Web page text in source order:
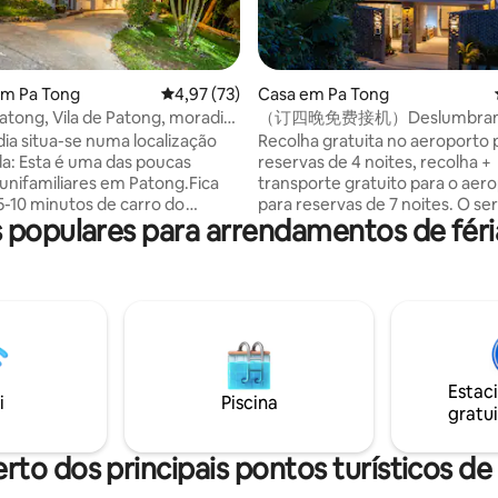
em 5 estrelas, 75avaliações
Pa Tong Classificação média de 4,97 em 5 estrelas,
4,97 (73)
Vila de Patong, moradia
situa-se numa localização
em Patong.Fica
10 minutos de carro do
Beach, da Bangla Bar
centros comerciais, de Karon
Patong, pode desfrutar de
privado e tranquilo. 2.
renovado, moderno e
e
6 hóspedes. Com uma
pode acomodar 7
Casa em Pa Tong
（订四晚免费接机）
4 quartos com vista para o mar
em Patong
Recolha gratuita no aeroporto
reservas de 4 noites, recolha +
transporte gratuito para o
para reservas de 7 noites. O
pequeno-almoço está
moradia e pode ser reservado
A 5 minutos a pé de 7-11,
5 minutos de moto ou carro
Jungceylon Mall, a 8 minutos da
Patong ou da rua Bangla Bar. A
tem um total de três pisos,
móveis importados de Itália,
quartos (todas as camas são
para arrendamentos de
Piscina
dos principais pontos turísticos de